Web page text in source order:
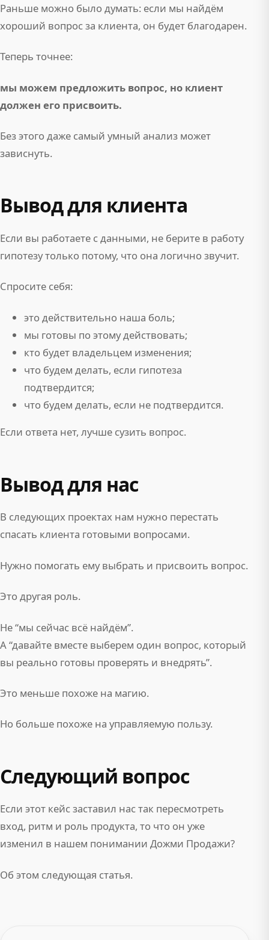
Раньше можно было думать: если мы найдём
хороший вопрос за клиента, он будет благодарен.
Теперь точнее:
мы можем предложить вопрос, но клиент
должен его присвоить.
Без этого даже самый умный анализ может
зависнуть.
Вывод для клиента
Если вы работаете с данными, не берите в работу
гипотезу только потому, что она логично звучит.
Спросите себя:
это действительно наша боль;
мы готовы по этому действовать;
кто будет владельцем изменения;
что будем делать, если гипотеза
подтвердится;
что будем делать, если не подтвердится.
Если ответа нет, лучше сузить вопрос.
Вывод для нас
В следующих проектах нам нужно перестать
спасать клиента готовыми вопросами.
Нужно помогать ему выбрать и присвоить вопрос.
Это другая роль.
Не “мы сейчас всё найдём”.
А “давайте вместе выберем один вопрос, который
вы реально готовы проверять и внедрять”.
Это меньше похоже на магию.
Но больше похоже на управляемую пользу.
Следующий вопрос
Если этот кейс заставил нас так пересмотреть
вход, ритм и роль продукта, то что он уже
изменил в нашем понимании Дожми Продажи?
Об этом следующая статья.